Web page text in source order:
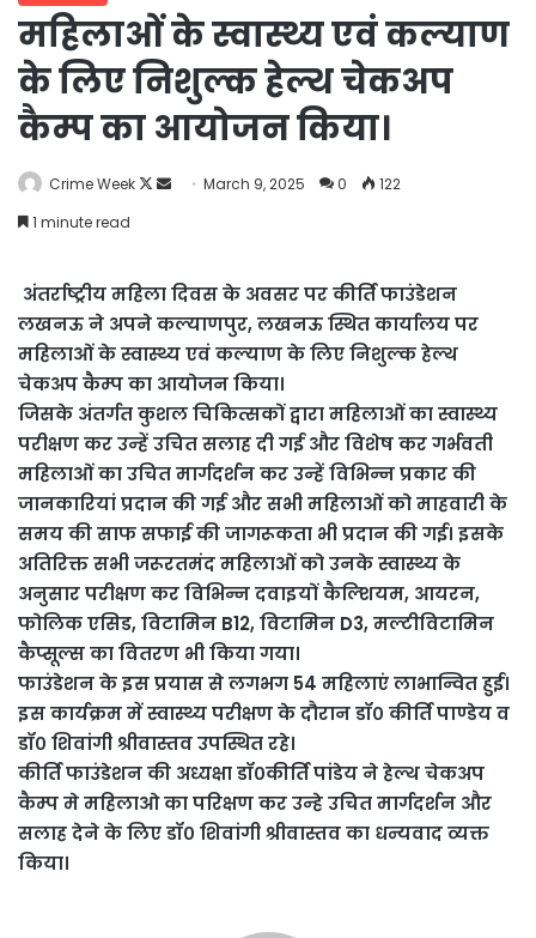
महिलाओं के स्वास्थ्य एवं कल्याण
के लिए निशुल्क हेल्थ चेकअप
कैम्प का आयोजन किया।
Crime Week
Follow
SendMarch 9, 2025 0
122
1 minute read
अंतर्राष्ट्रीय महिला दिवस के अवसर पर कीर्ति फाउंडेशन
लखनऊ ने अपने कल्याणपुर, लखनऊ स्थित कार्यालय पर
महिलाओं के स्वास्थ्य एवं कल्याण के लिए निशुल्क हेल्थ
चेकअप कैम्प का आयोजन किया।
जिसके अंतर्गत कुशल चिकित्सकों द्वारा महिलाओं का स्वास्थ्य
परीक्षण कर उन्हें उचित सलाह दी गई और विशेष कर गर्भवती
महिलाओं का उचित मार्गदर्शन कर उन्हें विभिन्न प्रकार की
जानकारियां प्रदान की गई और सभी महिलाओं को माहवारी के
समय की साफ सफाई की जागरूकता भी प्रदान की गई। इसके
अतिरिक्त सभी जरूरतमंद महिलाओं को उनके स्वास्थ्य के
अनुसार परीक्षण कर विभिन्न दवाइयों कैल्शियम, आयरन,
फोलिक एसिड, विटामिन B12, विटामिन D3, मल्टीविटामिन
कैप्सूल्स का वितरण भी किया गया।
फाउंडेशन के इस प्रयास से लगभग 54 महिलाएं लाभान्वित हुई।
इस कार्यक्रम में स्वास्थ्य परीक्षण के दौरान डॉ० कीर्ति पाण्डेय व
डॉ० शिवांगी श्रीवास्तव उपस्थित रहे।
कीर्ति फाउंडेशन की अध्यक्षा डॉ०कीर्ति पांडेय ने हेल्थ चेकअप
कैम्प मे महिलाओ का परिक्षण कर उन्हे उचित मार्गदर्शन और
सलाह देने के लिए डॉ० शिवांगी श्रीवास्तव का धन्यवाद व्यक्त
किया।